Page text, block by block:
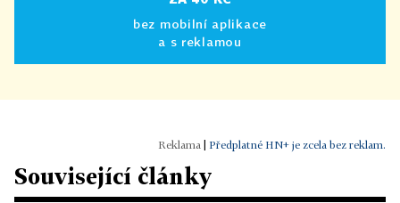
bez mobilní aplikace
a s reklamou
Předplatné HN+ je zcela bez reklam.
Související články